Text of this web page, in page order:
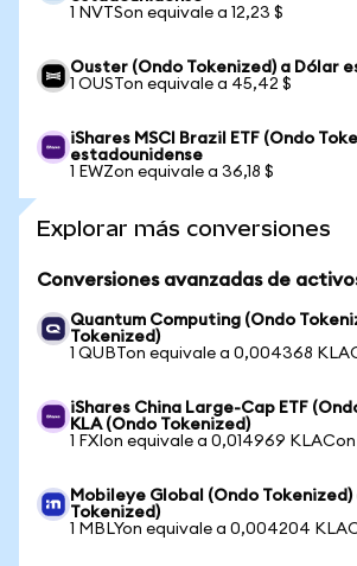
1 NVTSon equivale a 12,23 $
Ouster (Ondo Tokenized) a Dólar
1 OUSTon equivale a 45,42 $
iShares MSCI Brazil ETF (Ondo
estadounidense
1 EWZon equivale a 36,18 $
Explorar más conversiones
Conversiones avanzadas de
Quantum Computing (Ondo
Tokenized)
1 QUBTon equivale a 0,004368
iShares China Large-Cap ETF
KLA (Ondo Tokenized)
1 FXIon equivale a 0,014969 KLACon
Mobileye Global (Ondo Tokenized)
Tokenized)
1 MBLYon equivale a 0,004204